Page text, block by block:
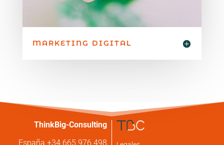
MARKETING DIGITAL
ThinkBig-Consulting
España +34 665 976 498